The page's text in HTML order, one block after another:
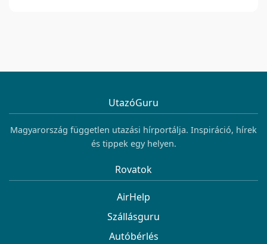
UtazóGuru
Magyarország független utazási hírportálja. Inspiráció, hírek
és tippek egy helyen.
Rovatok
AirHelp
Szállásguru
Autóbérlés